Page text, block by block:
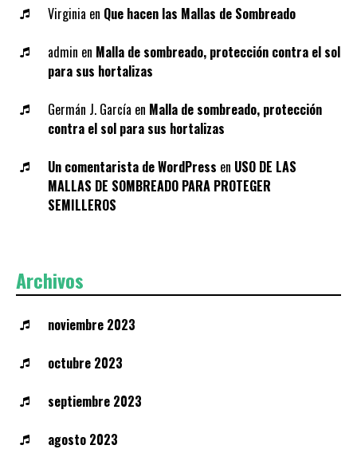
Virginia en Que hacen las Mallas de Sombreado
admin en Malla de sombreado, protección contra el sol
para sus hortalizas
Germán J. García en Malla de sombreado, protección
contra el sol para sus hortalizas
Un comentarista de WordPress en USO DE LAS
MALLAS DE SOMBREADO PARA PROTEGER
SEMILLEROS
Archivos
noviembre 2023
octubre 2023
septiembre 2023
agosto 2023